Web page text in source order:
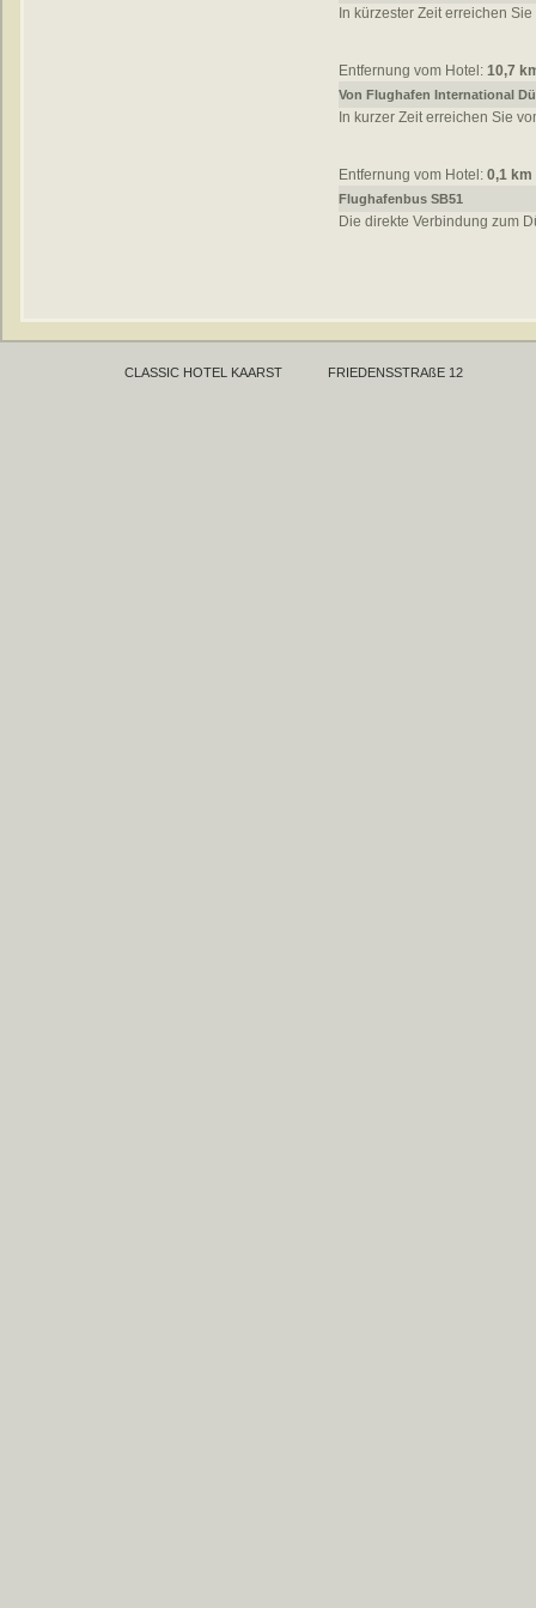
In kürzester Zeit erreichen
Entfernung vom Hotel: 10,7
Von Flughafen International
In kurzer Zeit erreichen Sie
Entfernung vom Hotel: 0,1 km
Flughafenbus SB51
Die direkte Verbindung zum
CLASSIC HOTEL KAARST FRIEDENSSTRAßE 12